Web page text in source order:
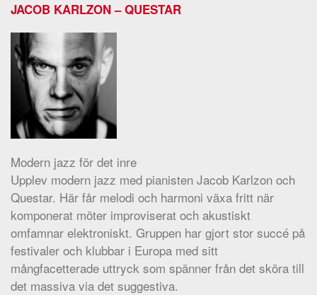
JACOB KARLZON – QUESTAR
Modern jazz för det inre
Upplev modern jazz med pianisten Jacob Karlzon och
Questar. Här får melodi och harmoni växa fritt när
komponerat möter improviserat och akustiskt
omfamnar elektroniskt. Gruppen har gjort stor succé på
festivaler och klubbar i Europa med sitt
mångfacetterade uttryck som spänner från det sköra till
det massiva via det suggestiva.